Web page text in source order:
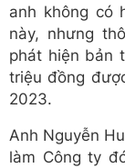
anh không có
này, nhưng
phát hiện bản
triệu đồng
2023.
Anh Nguyễn
làm Công ty